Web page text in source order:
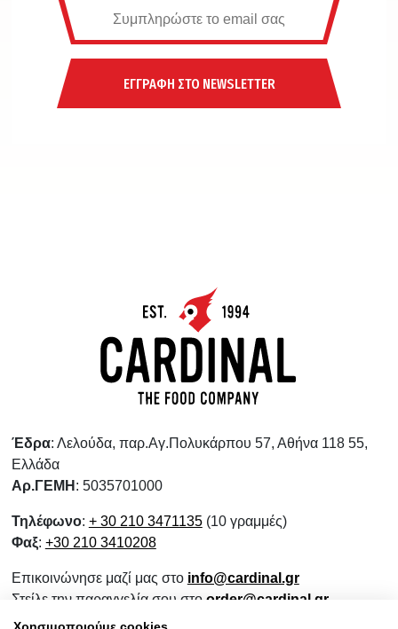
ΕΓΓΡΑΦΗ ΣΤΟ NEWSLETTER
Έδρα: Λελούδα, παρ.Αγ.Πολυκάρπου 57, Αθήνα 118 55,
Ελλάδα
Αρ.ΓΕΜΗ : 5035701000
Τηλέφωνο: + 30 210 3471135(10 γραμμές)
Φαξ: +30 210 3410208
Επικοινώνησε μαζί μας στο info@cardinal.gr
Στείλε την παραγγελία σου στο order@cardinal.gr
Για αγορές λιανικής
www.wokshop.gr